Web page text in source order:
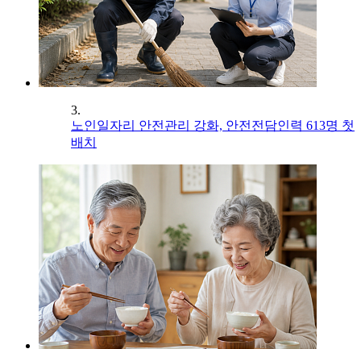
3.
노인일자리 안전관리 강화, 안전전담인력 613명 첫
배치